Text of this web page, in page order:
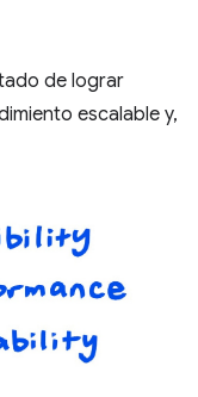
de lograr
escalable y,